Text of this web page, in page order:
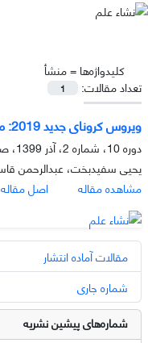
کلیدواژه‌ها =منشأ
تعداد مقالات:
1
ویروس کرونای جدید 2019: منشأ و مکانیسم بیماری‌زایی
دوره 10، شماره 2، آذر 1399، صفحه
یحیی سفیدبخت، عبدالرحمن
مشاهده مقاله
اصل مقاله
مقالات آماده انتشار
شماره جاری
شماره‌های پیشین نشریه